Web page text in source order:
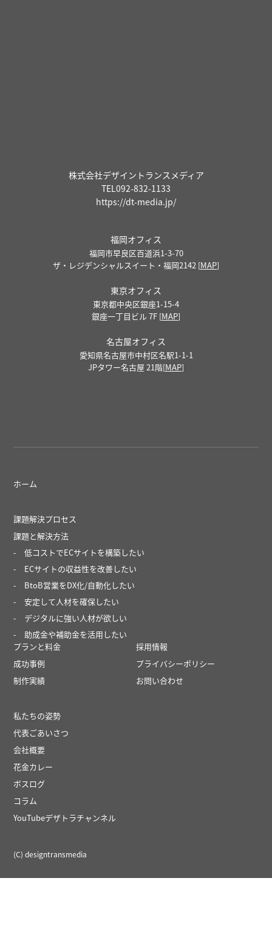
株式会社デザイントランスメディア
TEL092-832-1133
https://dt-media.jp/
福岡オフィス
福岡市早良区百道浜1-3-70
ザ・レジデンシャルスイート・福岡2142 [MAP]
東京オフィス
東京都中央区銀座1-15-4
銀座一丁目ビル 7F [MAP]
名古屋オフィス
愛知県名古屋市中村区名駅1-1-1
JPタワー名古屋 21階[MAP]
ホーム
課題解決プロセス
課題と解決方法
低コストでECサイトを構築したい
ECサイトの収益性を改善したい
BtoB営業をDX化/自動化したい
安定して人材を確保したい
デジタルに強い人材が欲しい
助成金や補助金を活用したい
プランと料金
成功事例
制作実績
私たちの姿勢
代表ごあいさつ
会社概要
花金カレー
ボスログ
コラム
YouTubeデザトラチャンネル
採用情報
プライバシーポリシー
お問い合わせ
(C) designtransmedia